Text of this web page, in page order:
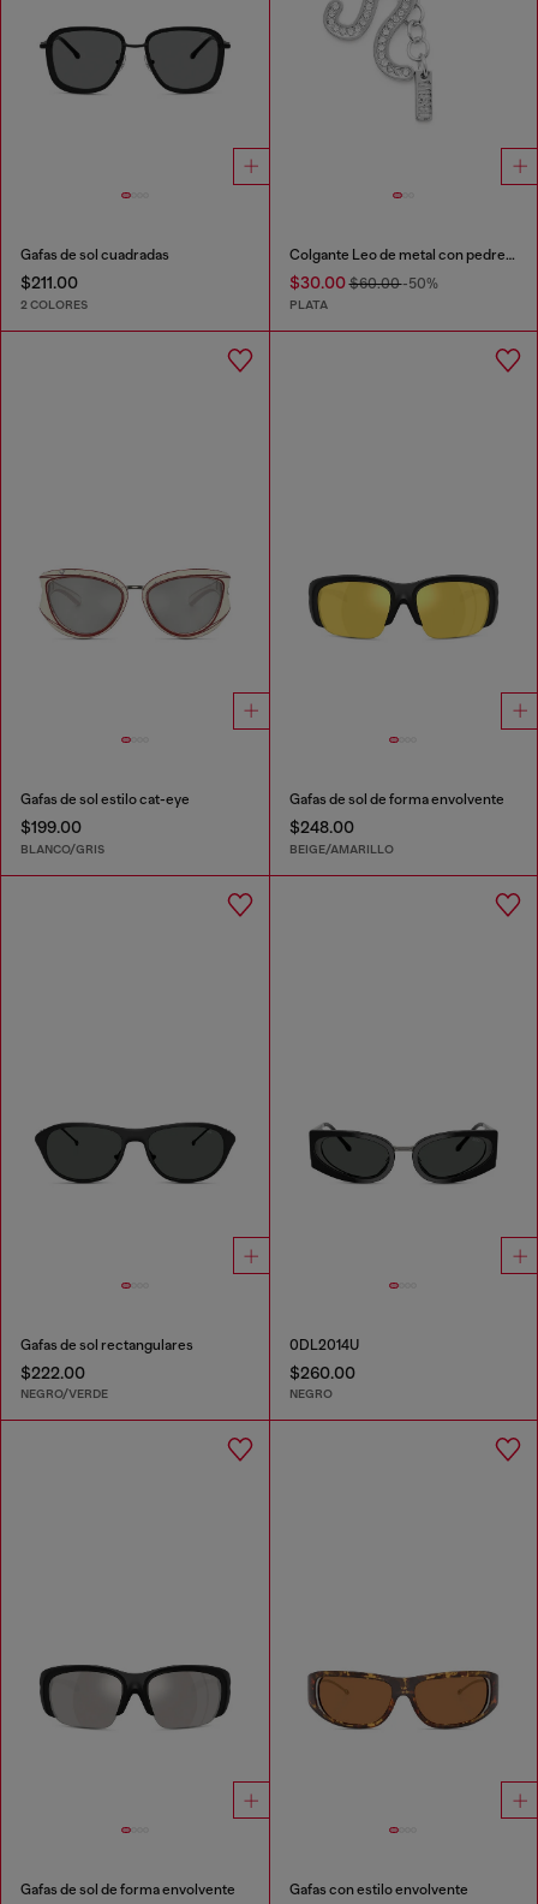
Gafas de sol cuadradas
$211.00
2 COLORES
Colgante Leo de metal con pedrería
$30.00$60.00-50%
PLATA
Gafas de sol estilo cat-eye
$199.00
BLANCO/GRIS
Gafas de sol de forma envolvente
$248.00
BEIGE/AMARILLO
Gafas de sol rectangulares
$222.00
NEGRO/VERDE
0DL2014U
$260.00
NEGRO
Gafas de sol de forma envolvente Gafas con estilo envolvente